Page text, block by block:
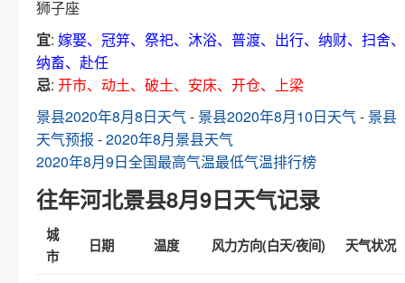
狮子座
宜: 嫁娶、冠笄、祭祀、沐浴、普渡、出行、纳财、扫舍、
纳畜、赴任
忌: 开市、动土、破土、安床、开仓、上梁
景县2020年8月8日天气-景县2020年8月10日天气-景县
天气预报 -2020年8月景县天气
2020年8月9日全国最高气温最低气温排行榜
往年河北景县8月9日天气记录
城
市
日期 温度 风力方向(白天/夜间) 天气状况